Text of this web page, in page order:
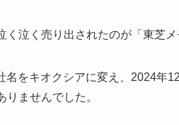
泣く売り出されたのが「東芝メ
名をキオクシアに変え、2024年
ませんでした。